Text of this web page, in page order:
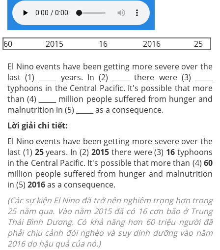
60 2015 16 2016 25
El Nino events have been getting more severe over the
last (1) _____ years. In (2) _____ there were (3) _____
typhoons in the Central Pacific. It's possible that more
than (4) _____ million people suffered from hunger and
malnutrition in (5) _____ as a consequence.
Lời giải chi tiết:
El Nino events have been getting more severe over the
last (1) 25years. In (2) 2015there were (3) 16 typhoons
in the Central Pacific. It's possible that more than (4) 60
million people suffered from hunger and malnutrition
in (5) 2016as a consequence.
(Các sự kiện El Nino đã trở nên nghiêm trọng hơn trong
25 năm qua. Vào năm 2015 đã có 16 cơn bão ở Trung
Thái Bình Dương. Có khả năng hơn 60 triệu người đã
phải chịu cảnh đói nghèo và suy dinh dưỡng vào năm
2016 do hậu quả của nó.)